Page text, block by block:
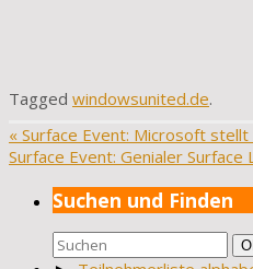
Tagged windowsunited.de.
« Surface Event: Microsoft stellt
Surface Event: Genialer
Suchen und Finden
Suchen
nach: